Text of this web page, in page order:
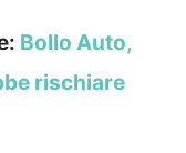
Bollo Auto,
rischiare